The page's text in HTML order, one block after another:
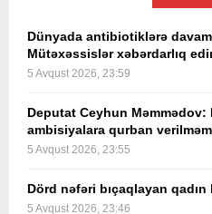
Dünyada antibiotiklərə
Mütəxəssislər xəbərdarlıq
5 Avqust 2026, 23:59
Deputat Ceyhun
ambisiyalara qurban
5 Avqust 2026, 23:55
Dörd nəfəri bıçaqlayan
5 Avqust 2026, 23:46